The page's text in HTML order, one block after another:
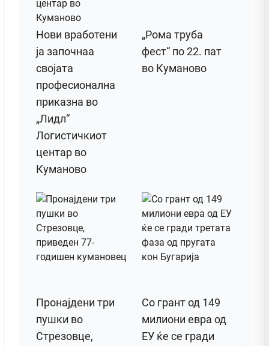
Нови вработени
ја започнаа
својата
професионална
приказна во
„Лидл“
Логистичкиот
центар во
Куманово
„Рома труба
фест“ по 22. пат
во Куманово
Пронајдени три
пушки во
Стрезовце,
Со грант од 149
милиони евра од
ЕУ ќе се гради